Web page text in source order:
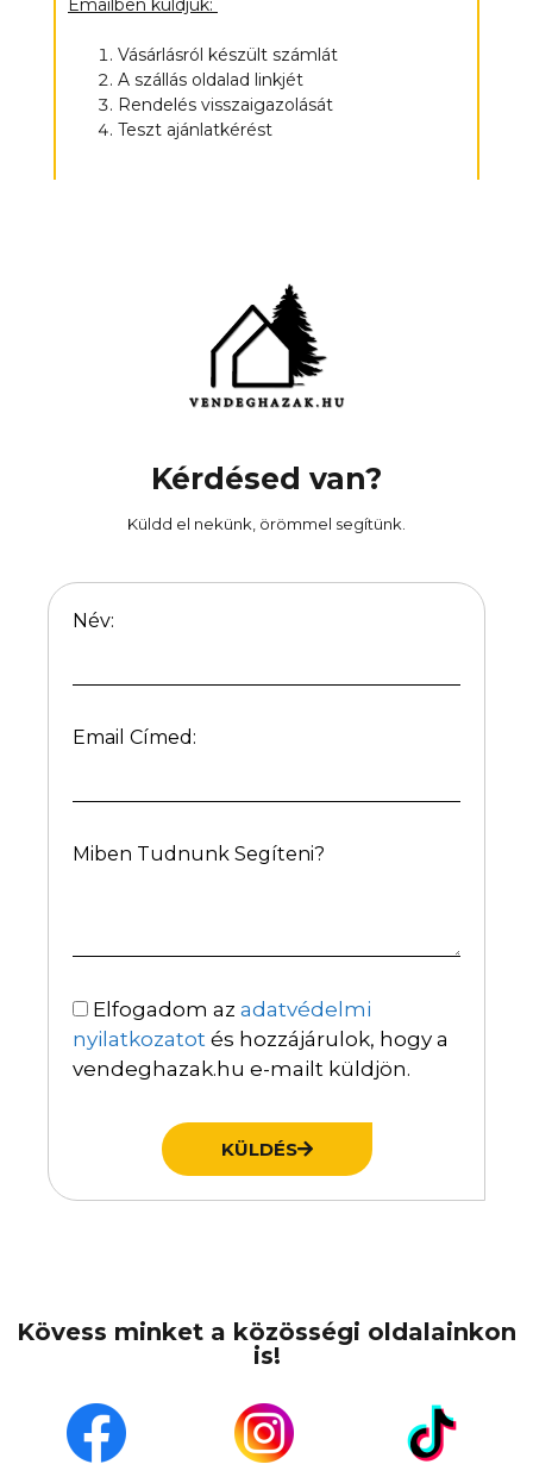
Emailben küldjük:
Vásárlásról készült számlát
A szállás oldalad linkjét
Rendelés visszaigazolását
Teszt ajánlatkérést
Kérdésed van?
Küldd el nekünk, örömmel segítünk.
Név:
Email Címed:
Miben Tudnunk Segíteni?
Elfogadom az adatvédelmi
nyilatkozatot és hozzájárulok, hogy a
vendeghazak.hu e-mailt küldjön.
KÜLDÉS
Kövess minket a közösségi oldalainkon
is!